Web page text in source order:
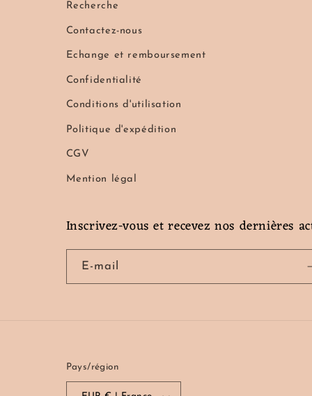
Recherche
Contactez-nous
Echange et remboursement
Confidentialité
Conditions d'utilisation
Politique d'expédition
CGV
Mention légal
Inscrivez-vous et recevez nos dernières
E-mail
Pays/région